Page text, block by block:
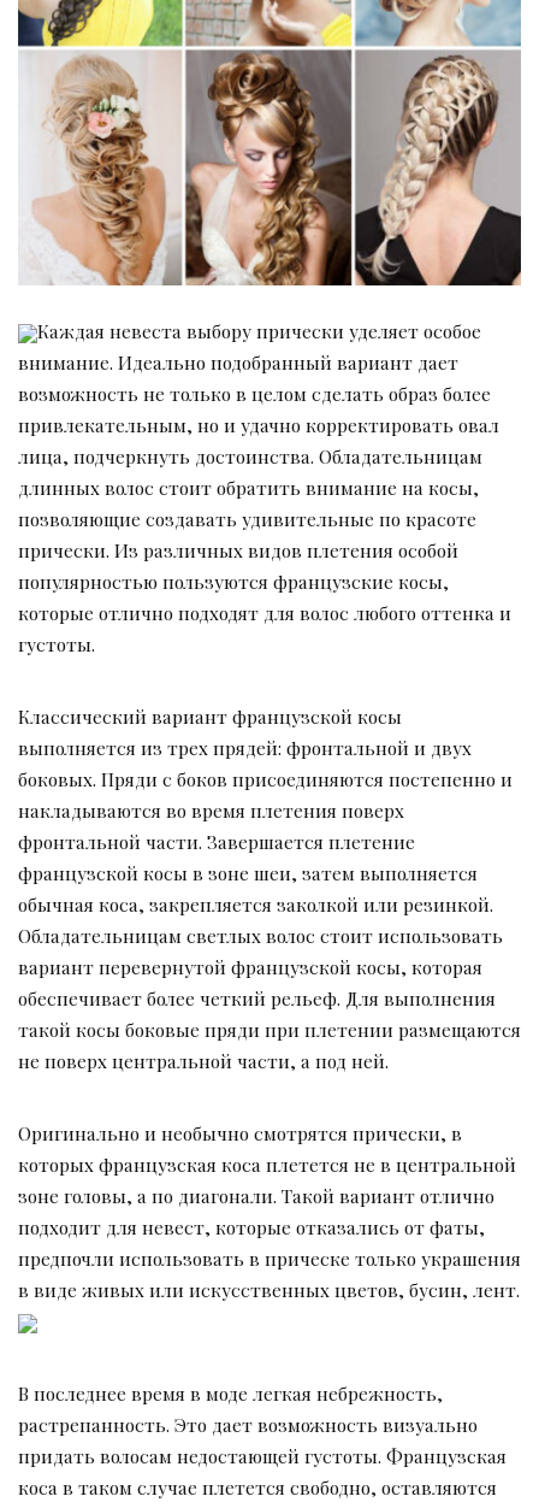
Каждая невеста выбору прически уделяет особое
внимание. Идеально подобранный вариант дает
возможность не только в целом сделать образ более
привлекательным, но и удачно корректировать овал
лица, подчеркнуть достоинства. Обладательницам
длинных волос стоит обратить внимание на косы,
позволяющие создавать удивительные по красоте
прически. Из различных видов плетения особой
популярностью пользуются французские косы,
которые отлично подходят для волос любого оттенка и
густоты.
Классический вариант французской косы
выполняется из трех прядей: фронтальной и двух
боковых. Пряди с боков присоединяются постепенно и
накладываются во время плетения поверх
фронтальной части. Завершается плетение
французской косы в зоне шеи, затем выполняется
обычная коса, закрепляется заколкой или резинкой.
Обладательницам светлых волос стоит использовать
вариант перевернутой французской косы, которая
обеспечивает более четкий рельеф. Для выполнения
такой косы боковые пряди при плетении размещаются
не поверх центральной части, а под ней.
Оригинально и необычно смотрятся прически, в
которых французская коса плетется не в центральной
зоне головы, а по диагонали. Такой вариант отлично
подходит для невест, которые отказались от фаты,
предпочли использовать в прическе только украшения
в виде живых или искусственных цветов, бусин, лент.
В последнее время в моде легкая небрежность,
растрепанность. Это дает возможность визуально
придать волосам недостающей густоты. Французская
коса в таком случае плетется свободно, оставляются